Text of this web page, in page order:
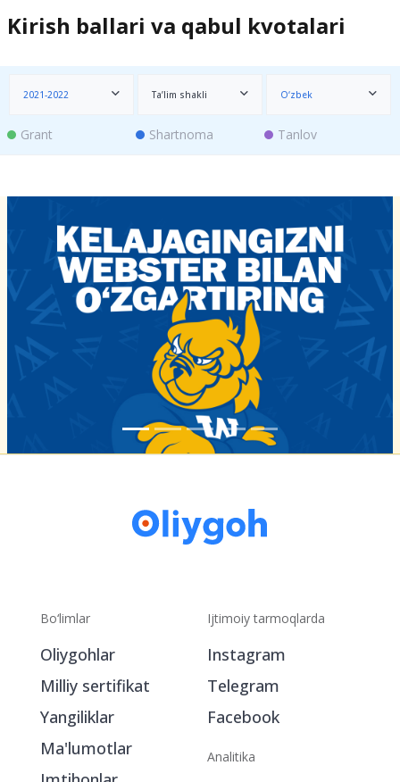
Kirish ballari va qabul kvotalari
2021-2022 Ta’lim shakli O‘zbek
Grant Shartnoma Tanlov
Bo‘limlar
Oliygohlar
Milliy sertifikat
Yangiliklar
Ma'lumotlar
Ijtimoiy tarmoqlarda
Instagram
Telegram
Facebook
Analitika